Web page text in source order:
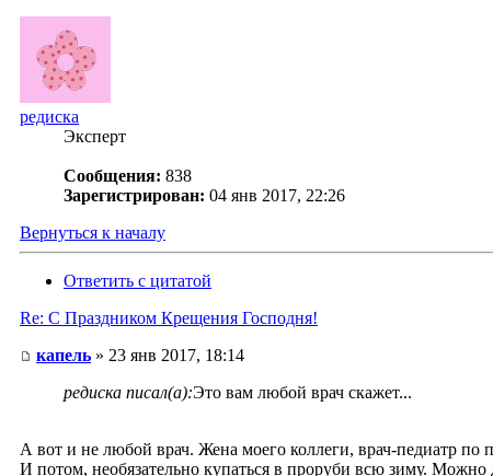
редиска
Эксперт
Сообщения: 838
Зарегистрирован: 04 янв 2017, 22:26
Вернуться к началу
Ответить с цитатой
Re: С Праздником Крещения Господня!
капель » 23 янв 2017, 18:14
редиска писал(а):Это вам любой врач скажет...
А вот и не любой врач. Жена моего коллеги, врач-педиатр по
И потом, необязательно купаться в проруби всю зиму. Можно